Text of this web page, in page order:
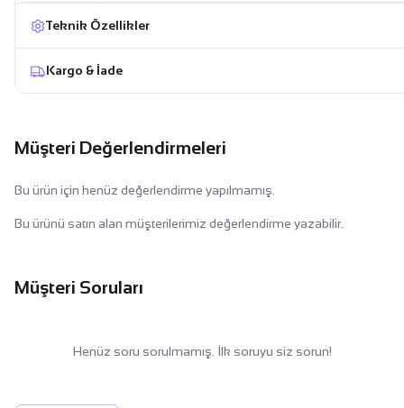
Teknik Özellikler
Kargo & İade
Müşteri Değerlendirmeleri
Bu ürün için henüz değerlendirme yapılmamış.
Bu ürünü satın alan müşterilerimiz değerlendirme yazabilir.
Müşteri Soruları
Henüz soru sorulmamış. İlk soruyu siz sorun!